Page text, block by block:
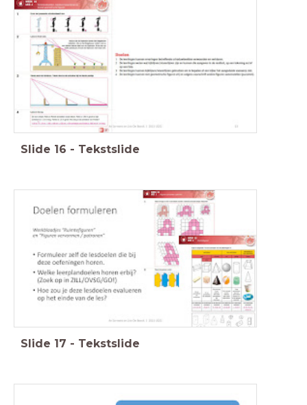
Slide 16 - Tekstslide
Slide 17 - Tekstslide